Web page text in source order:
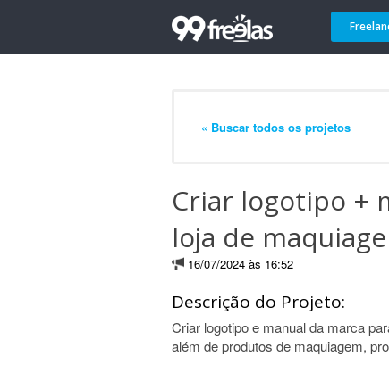
« Buscar todos os projetos
Criar logotipo +
loja de
16/07/2024 às 16:52
Descrição do Projeto:
Criar logotipo e manual da marca
além de produtos de maquiagem,